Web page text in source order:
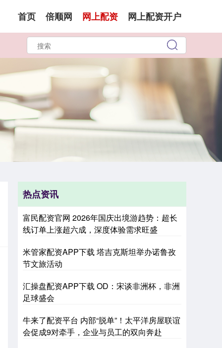
首页 倍顺网 网上配资 网上配资开户
热点资讯
富民配资官网 2026年国庆出境游趋势：超长
线订单上涨超六成，深度体验需求旺盛
米管家配资APP下载 塔吉克斯坦举办诺鲁孜
节文旅活动
汇操盘配资APP下载 OD：宋谈非洲杯，非洲
足球盛会
牛来了配资平台 内部“脱单”！太平洋房屋联谊
会促成9对牵手，企业与员工的双向奔赴